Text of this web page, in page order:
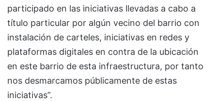
participado en las iniciativas llevadas a cabo a
título particular por algún vecino del barrio con
instalación de carteles, iniciativas en redes y
plataformas digitales en contra de la ubicación
en este barrio de esta infraestructura, por tanto
nos desmarcamos públicamente de estas
iniciativas”.